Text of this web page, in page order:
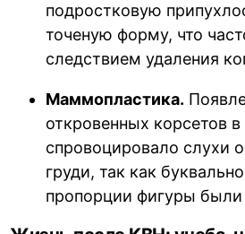
подростковую
точеную форму, что
следствием удаления
Маммопластика.
откровенных корсетов в
спровоцировало слухи
груди, так как
пропорции фигуры